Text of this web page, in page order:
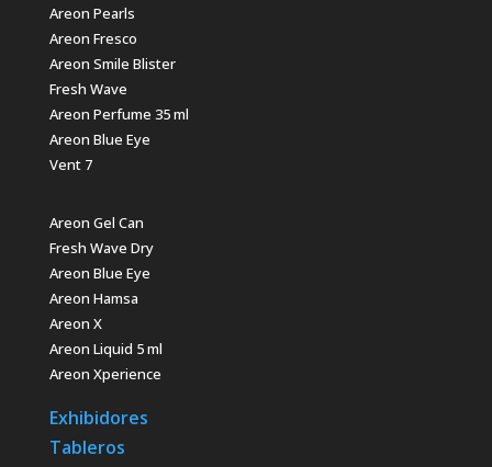
Areon Pearls
Areon Fresco
Areon Smile Blister
Fresh Wave
Areon Perfume 35 ml
Areon Blue Eye
Vent 7
Areon Gel Can
Fresh Wave Dry
Areon Blue Eye
Areon Hamsa
Areon X
Areon Liquid 5 ml
Areon Xperience
Exhibidores
Tableros